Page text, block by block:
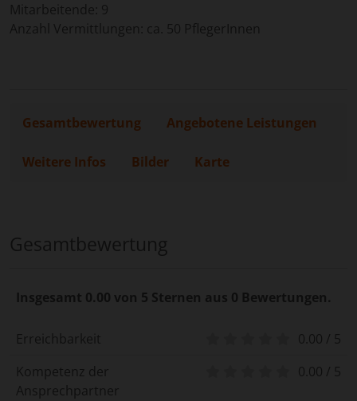
Mitarbeitende: 9
Anzahl Vermittlungen: ca. 50 PflegerInnen
Gesamtbewertung Angebotene Leistungen
Weitere Infos Bilder Karte
Gesamtbewertung
Insgesamt 0.00 von 5 Sternen aus 0 Bewertungen.
Erreichbarkeit
0.00 / 5
Kompetenz der
Ansprechpartner
0.00 / 5